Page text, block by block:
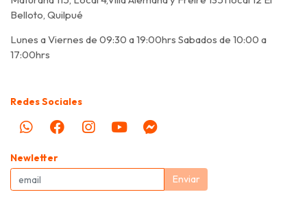
Belloto, Quilpué
Lunes a Viernes de 09:30 a 19:00hrs Sabados de 10:00 a
17:00hrs
Redes Sociales
Newletter
Enviar